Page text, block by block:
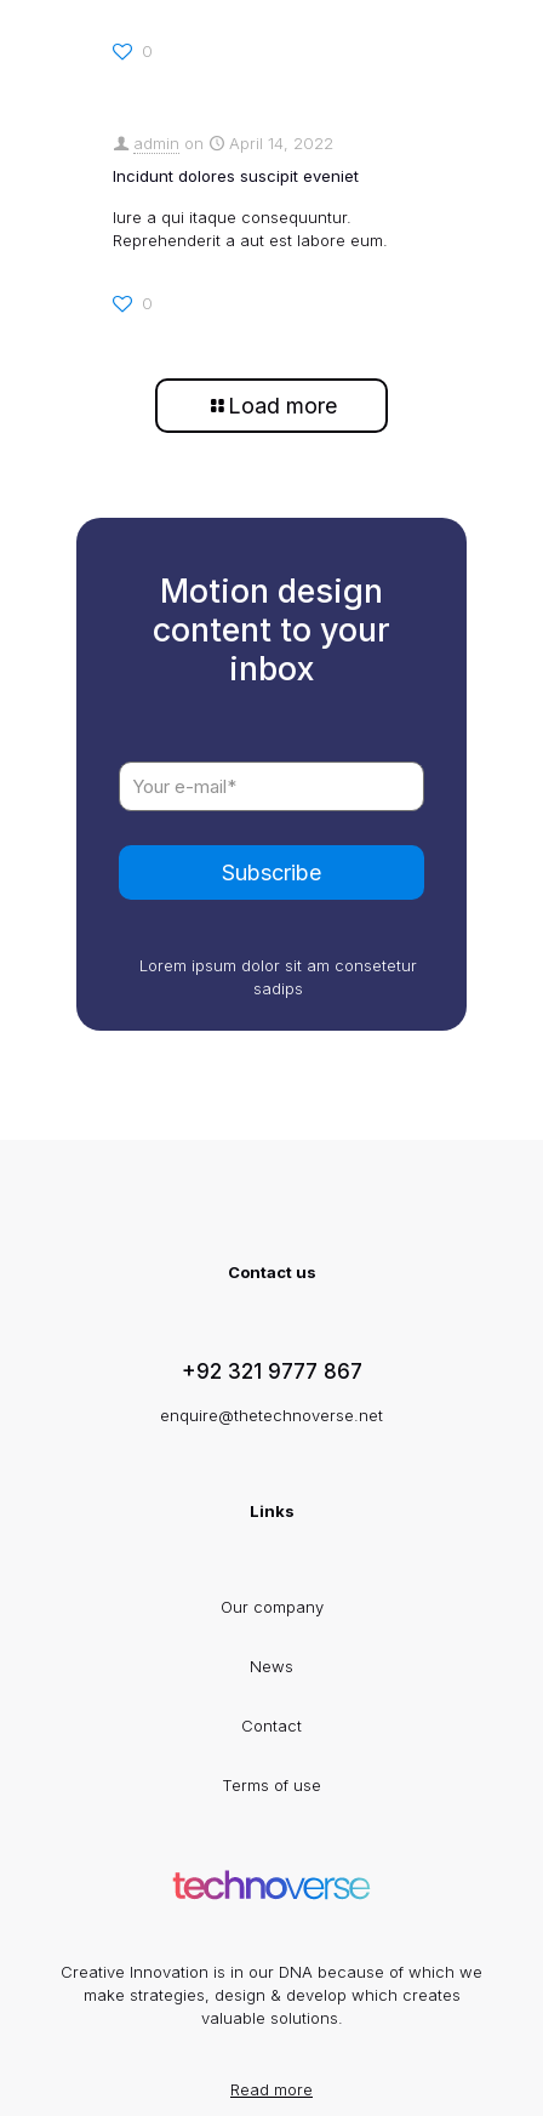
0
admin on
April 14, 2022
Incidunt dolores suscipit eveniet
Iure a qui itaque consequuntur.
Reprehenderit a aut est labore eum.
0
Load more
Motion design
content to your
inbox
Lorem ipsum dolor sit am consetetur
sadips
Contact us
+92 321 9777 867
enquire@thetechnoverse.net
Links
Our company
News
Contact
Terms of use
Creative Innovation is in our DNA because of which we
make strategies, design & develop which creates
valuable solutions.
Read more